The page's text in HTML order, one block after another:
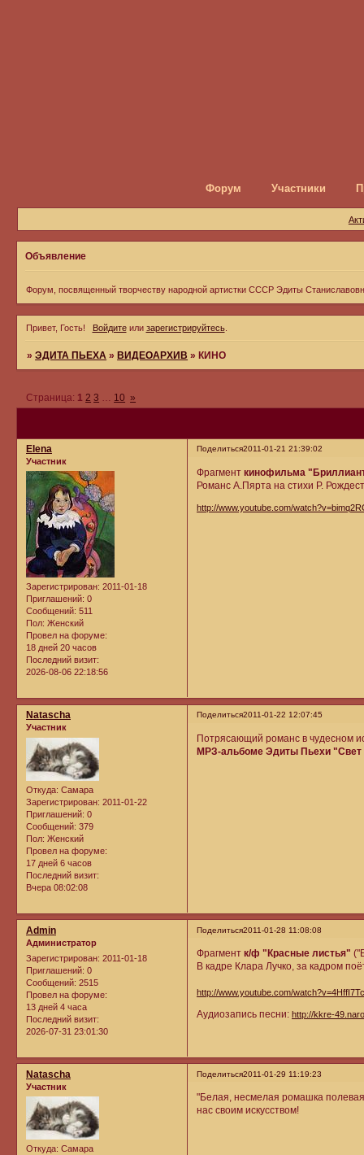
Форум Участники
Объявление
Форум, посвященный творчеству народной артистки СССР Эдиты
Привет, Гость! Войдитеили зарегистрируйтесь.
»ЭДИТА ПЬЕХА »ВИДЕОАРХИВ »КИНО
Страница: 1 2 3 10 »
Поделиться2011-01-21 21:39:02
Elena
Участник
Зарегистрирован: 2011-01-18
Приглашений: 0
Сообщений: 511
Пол: Женский
Провел на форуме:
18 дней 20 часов
Последний визит:
2026-08-06 22:18:56
Фрагменткинофильма
Романс А.Пярта на стихи Р.
http://www.youtube.com/
Поделиться2011-01-22 12:07:45
Natascha
Участник
Откуда: Самара
Зарегистрирован: 2011-01-22
Приглашений: 0
Сообщений: 379
Пол: Женский
Провел на форуме:
17 дней 6 часов
Последний визит:
Вчера 08:02:08
Потрясающий романс в чудесном
МРЗ-альбоме Эдиты Пьехи
Поделиться2011-01-28 11:08:08
Admin
Администратор
Зарегистрирован: 2011-01-18
Приглашений: 0
Сообщений: 2515
Провел на форуме:
13 дней 4 часа
Последний визит:
2026-07-31 23:01:30
Фрагментк/ф "Красные листья"
В кадре Клара Лучко, за кадром
http://www.youtube.com/
Аудиозапись песни: http://kkre-
Поделиться2011-01-29 11:19:23
Natascha
Участник
Откуда: Самара
"Белая, несмелая ромашка
нас своим искусством!